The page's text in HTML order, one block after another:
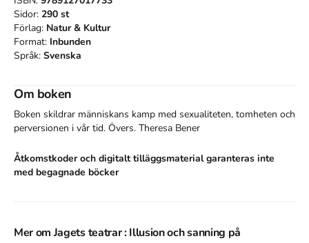
Sidor: 290 st
Förlag: Natur & Kultur
Format: Inbunden
Språk: Svenska
Om boken
Boken skildrar människans kamp med sexualiteten, tomheten och
perversionen i vår tid. Övers. Theresa Bener
Åtkomstkoder och digitalt tilläggsmaterial garanteras inte
med begagnade böcker
Mer om Jagets teatrar : Illusion och sanning på